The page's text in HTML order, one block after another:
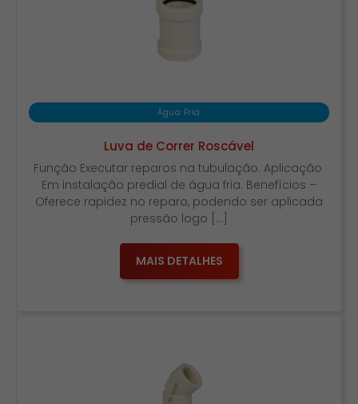
Água Fria
Luva de Correr Roscável
Função Executar reparos na tubulação. Aplicação
Em instalação predial de água fria. Benefícios –
Oferece rapidez no reparo, podendo ser aplicada
pressão logo […]
MAIS DETALHES